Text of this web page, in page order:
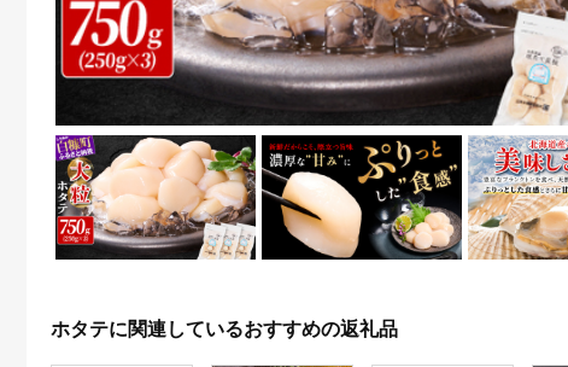
ホタテに関連しているおすすめの返礼品